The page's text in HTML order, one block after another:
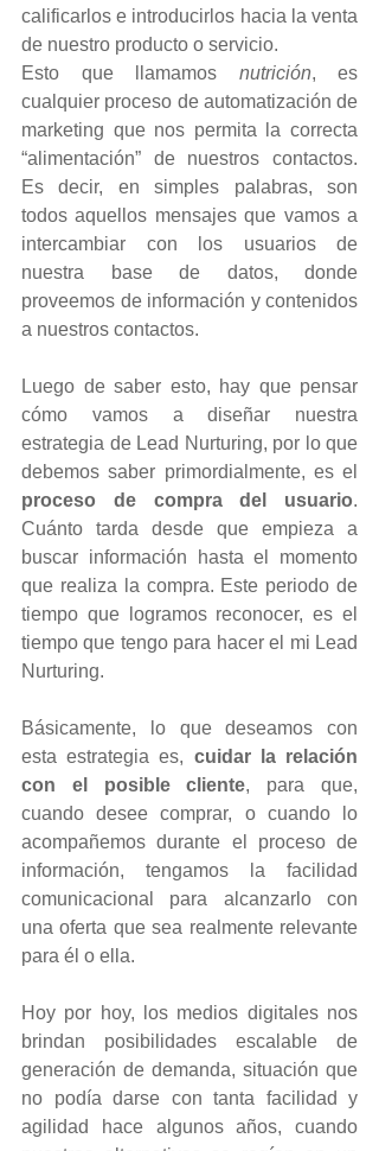
calificarlos e introducirlos hacia la venta
de nuestro producto o servicio.
Esto que llamamos nutrición, es
cualquier proceso de automatización de
marketing que nos permita la correcta
“alimentación” de nuestros contactos.
Es decir, en simples palabras, son
todos aquellos mensajes que vamos a
intercambiar con los usuarios de
nuestra base de datos, donde
proveemos de información y contenidos
a nuestros contactos.
Luego de saber esto, hay que pensar
cómo vamos a diseñar nuestra
estrategia de Lead Nurturing, por lo que
proceso de compra del usuario.
Cuánto tarda desde que empieza a
buscar información hasta el momento
que realiza la compra. Este periodo de
tiempo que logramos reconocer, es el
tiempo que tengo para hacer el mi Lead
Nurturing.
Básicamente, lo que deseamos con
esta estrategia es, cuidar la relación
con el posible cliente, para que,
cuando desee comprar, o cuando lo
acompañemos durante el proceso de
información, tengamos la facilidad
comunicacional para alcanzarlo con
una oferta que sea realmente relevante
para él o ella.
Hoy por hoy, los medios digitales nos
brindan posibilidades escalable de
generación de demanda, situación que
no podía darse con tanta facilidad y
agilidad hace algunos años, cuando